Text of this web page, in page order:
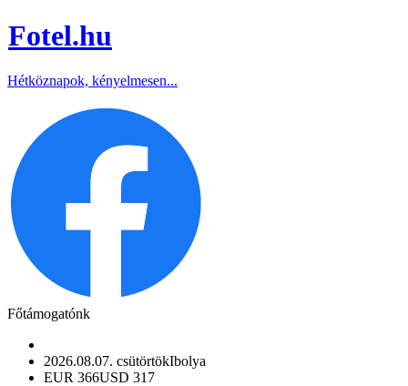
Fotel.hu
Hétköznapok, kényelmesen...
Főtámogatónk
2026.08.07. csütörtökIbolya
EUR 366USD 317